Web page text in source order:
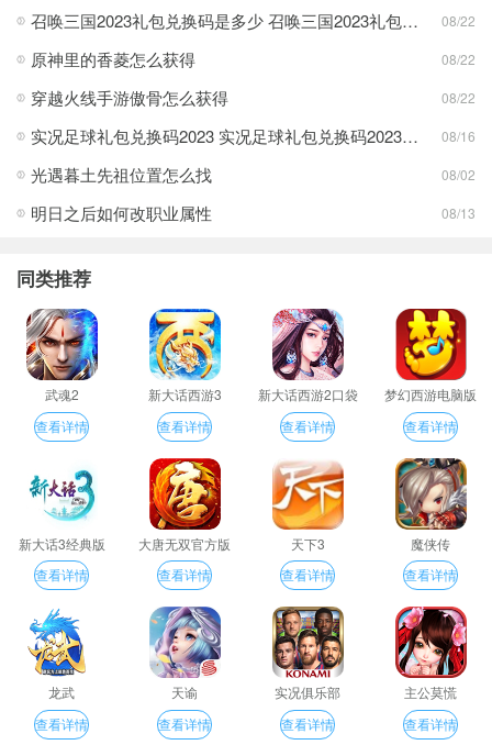
召唤三国2023礼包兑换码是多少 召唤三国2023礼包兑换码最新一览 08/22
原神里的香菱怎么获得 08/22
穿越火线手游傲骨怎么获得 08/22
实况足球礼包兑换码2023 实况足球礼包兑换码2023最新一览 08/16
光遇暮土先祖位置怎么找 08/02
明日之后如何改职业属性 08/13
同类推荐
武魂2
查看详情
新大话西游3
查看详情
新大话西游2口袋
版
查看详情
梦幻西游电脑版
查看详情
新大话3经典版
查看详情
大唐无双官方版
查看详情
天下3
查看详情
魔侠传
查看详情
龙武
查看详情
天谕
查看详情
实况俱乐部
查看详情
主公莫慌
查看详情